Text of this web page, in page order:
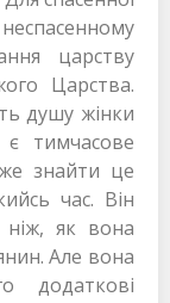
царству
Царства.
душу жінки
тимчасове
знайти це
час. Він
як вона
Але вона
додаткові